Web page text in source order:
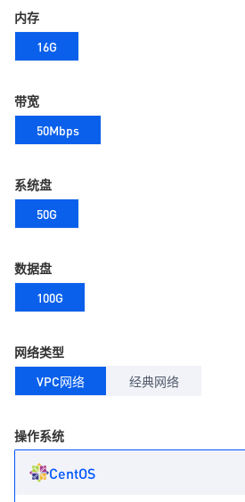
内存
16G
带宽
50Mbps
系统盘
50G
数据盘
100G
网络类型
VPC网络
经典网络
操作系统
CentOS